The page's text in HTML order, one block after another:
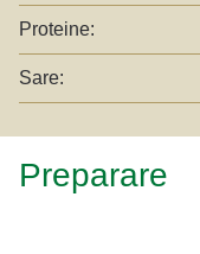
Proteine:
Sare:
Preparare